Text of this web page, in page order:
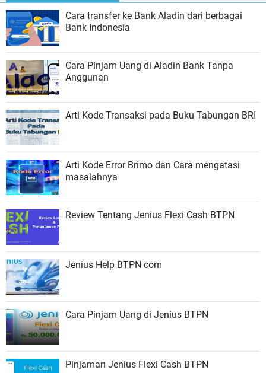
Cara transfer ke Bank Aladin dari berbagai
Bank Indonesia
Cara Pinjam Uang di Aladin Bank Tanpa
Anggunan
Arti Kode Transaksi pada Buku Tabungan BRI
Arti Kode Error Brimo dan Cara mengatasi
masalahnya
Review Tentang Jenius Flexi Cash BTPN
Jenius Help BTPN com
Cara Pinjam Uang di Jenius BTPN
Pinjaman Jenius Flexi Cash BTPN